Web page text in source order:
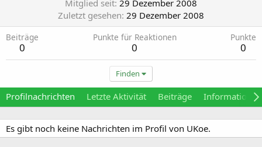
Mitglied seit 29 Dezember 2008
Zuletzt gesehen 29 Dezember 2008
Beiträge
0
Punkte für Reaktionen
0
Punkte
0
Finden
Profilnachrichten Letzte Aktivität Beiträge Informationen
Es gibt noch keine Nachrichten im Profil von UKoe.